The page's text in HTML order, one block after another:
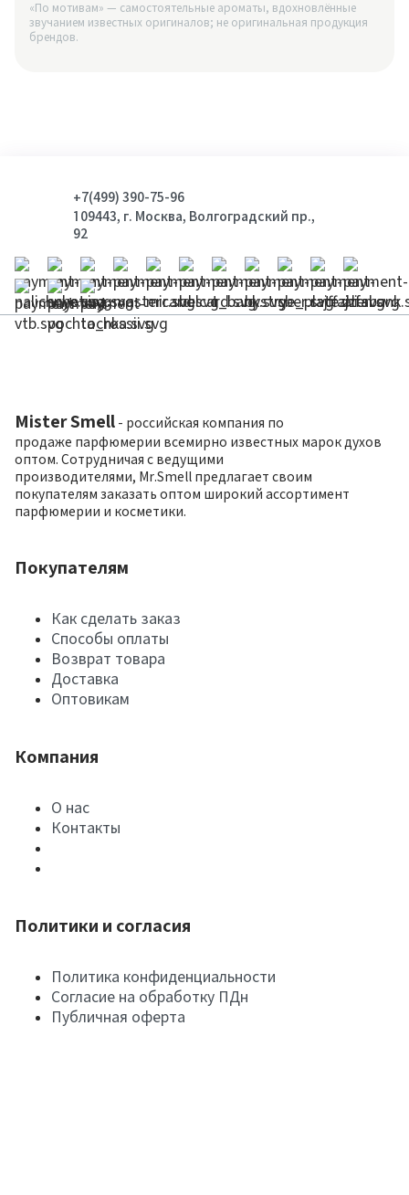
«По мотивам» — самостоятельные ароматы, вдохновлённые
звучанием известных оригиналов; не оригинальная продукция
брендов.
+7(499) 390-75-96
109443, г. Москва, Волгоградский пр.,
92
Mister Smell - российская компания по
продаже парфюмерии всемирно известных марок духов
оптом. Сотрудничая с ведущими
производителями, Mr.Smell предлагает своим
покупателям заказать оптом широкий ассортимент
парфюмерии и косметики.
Покупателям
Как сделать заказ
Способы оплаты
Возврат товара
Доставка
Оптовикам
Компания
О нас
Контакты
Политики и согласия
Политика конфиденциальности
Согласие на обработку ПДн
Публичная оферта